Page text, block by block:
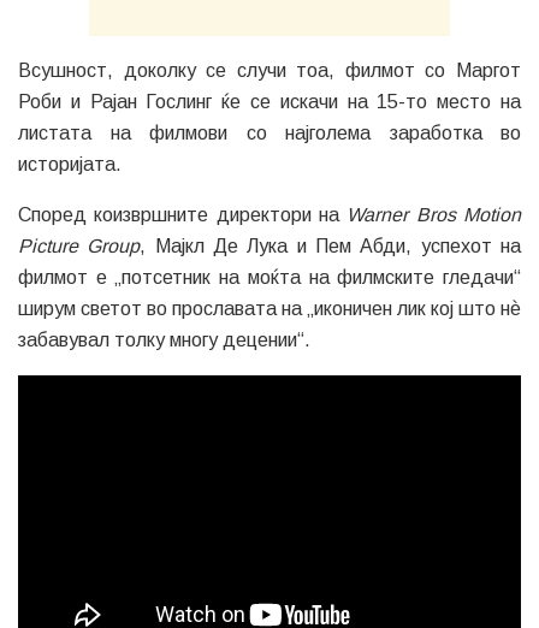
Всушност, доколку се случи тоа, филмот со Маргот
Роби и Рајан Гослинг ќе се искачи на 15-то место на
листата на филмови со најголема заработка во
историјата.
Според коизвршните директори на Warner Bros Motion
Picture Group, Мајкл Де Лука и Пем Абди, успехот на
филмот е „потсетник на моќта на филмските гледачи“
ширум светот во прославата на „иконичен лик кој што нѐ
забавувал толку многу децении“.